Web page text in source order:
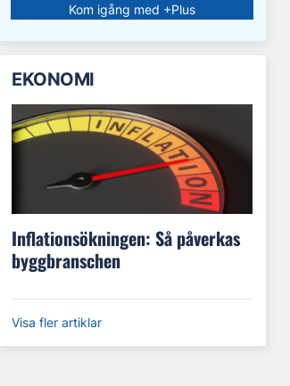
Kom igång med +Plus
EKONOMI
Inflationsökningen: Så påverkas
byggbranschen
Visa fler artiklar